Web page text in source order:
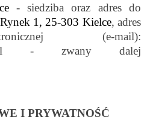
- siedziba oraz adres do
1, 25-303 Kielce, adres
(e-mail):
- zwany dalej
I PRYWATNOŚĆ